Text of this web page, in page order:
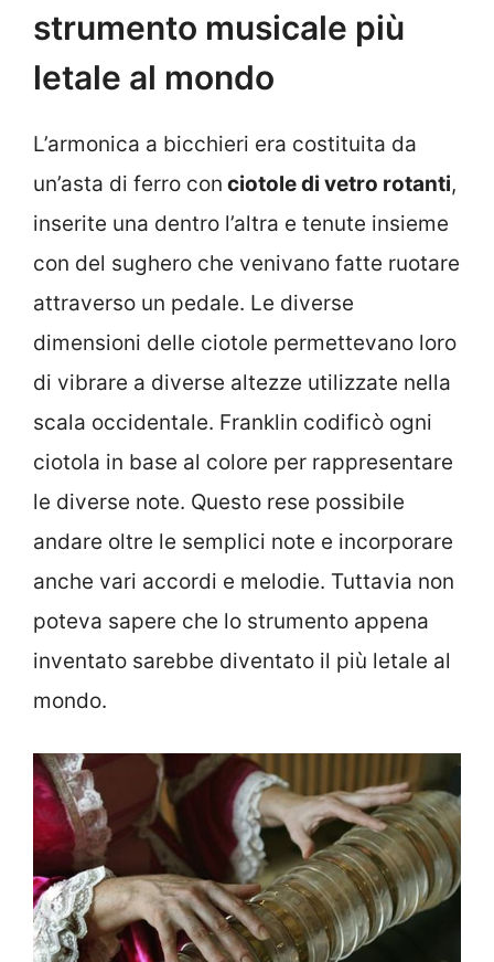
strumento musicale più
letale al mondo
L’armonica a bicchieri era costituita da
un’asta di ferro con ciotole di vetro rotanti,
inserite una dentro l’altra e tenute insieme
con del sughero che venivano fatte ruotare
attraverso un pedale. Le diverse
dimensioni delle ciotole permettevano loro
di vibrare a diverse altezze utilizzate nella
scala occidentale. Franklin codificò ogni
ciotola in base al colore per rappresentare
le diverse note. Questo rese possibile
andare oltre le semplici note e incorporare
anche vari accordi e melodie. Tuttavia non
poteva sapere che lo strumento appena
inventato sarebbe diventato il più letale al
mondo.